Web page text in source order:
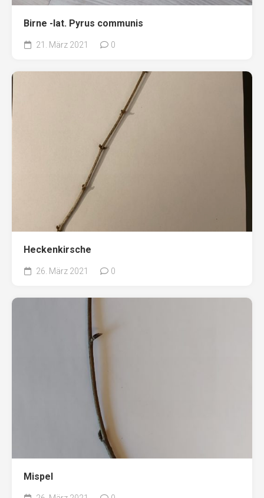
Birne -lat. Pyrus communis
21. März 2021 0
Heckenkirsche
26. März 2021 0
Mispel